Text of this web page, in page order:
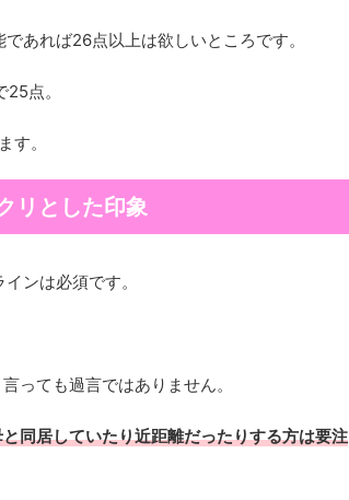
あれば26点以上は欲しいところです。
点。
す。
リとした印象
ンは必須です。
っても過言ではありません。
同居していたり近距離だったりする方は要注